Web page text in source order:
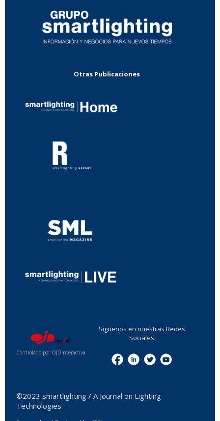
Otras Publicaciones
Controlado por OJDinteractiva
Síguenos en nuestras Redes
Sociales
©2023 smartlighting / A Journal on Lighting
Technologies